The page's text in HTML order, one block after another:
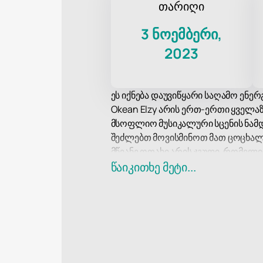
თარიღი
3 ნოემბერი,
2023
ეს იქნება დაუვიწყარი საღამო
Okean Elzy არის ერთ-ერთი
მსოფლიო მუსიკალური სცენის
შეძლებთ მოვისმინოთ მათ
მწვანე ოთახი არის ჯგუფი,
ათასობით გულშემატკივარს
წაიკითხე მეტი...